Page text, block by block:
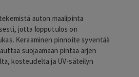
auton maalipinta
jotta lopputulos on
Keraaminen pinnoite syventää
suojaamaan pintaa arjen
kosteudelta ja UV-säteilyn